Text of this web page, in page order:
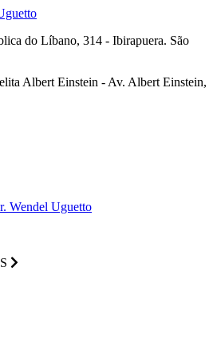
do Líbano, 314 - Ibirapuera. São
Albert Einstein - Av. Albert Einstein,